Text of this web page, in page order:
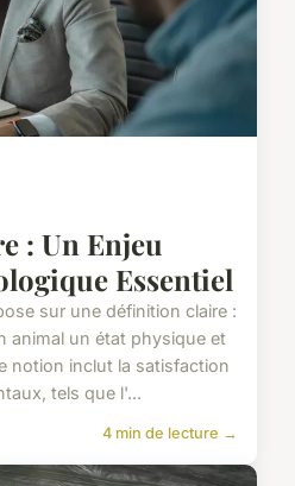
: Un Enjeu
Essentiel
sur une définition claire :
animal un état physique et
notion inclut la satisfaction
tels que l'...
4 min de lecture →